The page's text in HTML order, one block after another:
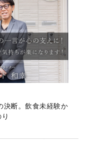
決断。飲食未経験か